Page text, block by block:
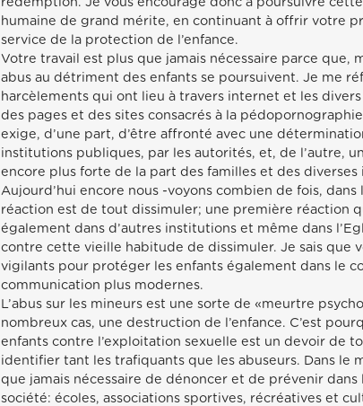
humaine de grand mérite, en continuant à offrir votre
service de la protection de l’enfance.
Votre travail est plus que jamais nécessaire parce que,
abus au détriment des enfants se poursuivent. Je me
harcèlements qui ont lieu à travers internet et les divers
des pages et des sites consacrés à la
exige, d’une part, d’être affronté avec une
institutions publiques, par les autorités, et, de l’autre,
encore plus forte de la part des familles et des
Aujourd’hui encore nous -voyons combien de fois,
réaction est de tout dissimuler; une première réaction
également dans d’autres institutions et même dans
contre cette vieille habitude de dissimuler. Je sais que
vigilants pour protéger les enfants également dans le
communication plus modernes.
L’abus sur les mineurs est une sorte de «meurtre
nombreux cas, une destruction de l’enfance. C’est
enfants contre l’exploitation sexuelle est un devoir de
identifier tant les trafiquants que les abuseurs. Dans le
que jamais nécessaire de dénoncer et de prévenir
société: écoles, associations sportives, récréatives et